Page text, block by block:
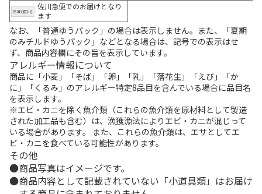
佐川急便でのお届けとなり
ます
なお、「普通ゆうパック」の場合は表示しません。また、「夏期
のみチルドゆうパック」などとなる場合は、記号での表示はせ
ず、商品内容欄にその旨を表示しています。
アレルギー情報について
商品に「小麦」「そば」「卵」「乳」「落花生」「えび」「か
に」「くるみ」のアレルギー特定8品目を含んでいる場合に品目名
を表示します。
※エビ・カニを除く魚介類（これらの魚介類を原材料として製造
された加工品も含む）は、漁獲漁法によりエビ・カニが混じって
いる場合があります。 また、これらの魚介類は、エサとしてエ
ビ・カニを食べている可能性があります。
その他
商品写真はイメージです。
商品内容として記載されていない「小道具類」はお届け